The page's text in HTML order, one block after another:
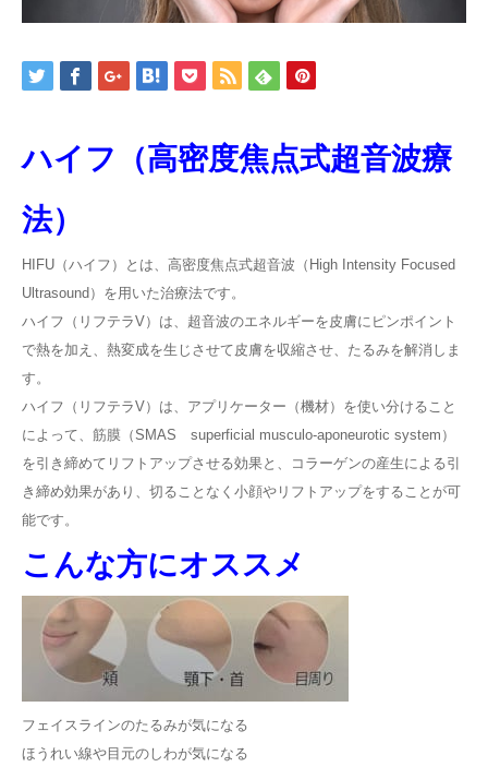
ハイフ（高密度焦点式超音波療
法）
HIFU（ハイフ）とは、高密度焦点式超音波（High Intensity Focused
Ultrasound）を用いた治療法です。
ハイフ（リフテラV）は、超音波のエネルギーを皮膚にピンポイント
で熱を加え、熱変成を生じさせて皮膚を収縮させ、たるみを解消しま
す。
ハイフ（リフテラV）は、アプリケーター（機材）を使い分けること
によって、筋膜（SMAS superficial musculo-aponeurotic system）
を引き締めてリフトアップさせる効果と、コラーゲンの産生による引
き締め効果があり、切ることなく小顔やリフトアップをすることが可
能です。
こんな方にオススメ
フェイスラインのたるみが気になる
ほうれい線や目元のしわが気になる